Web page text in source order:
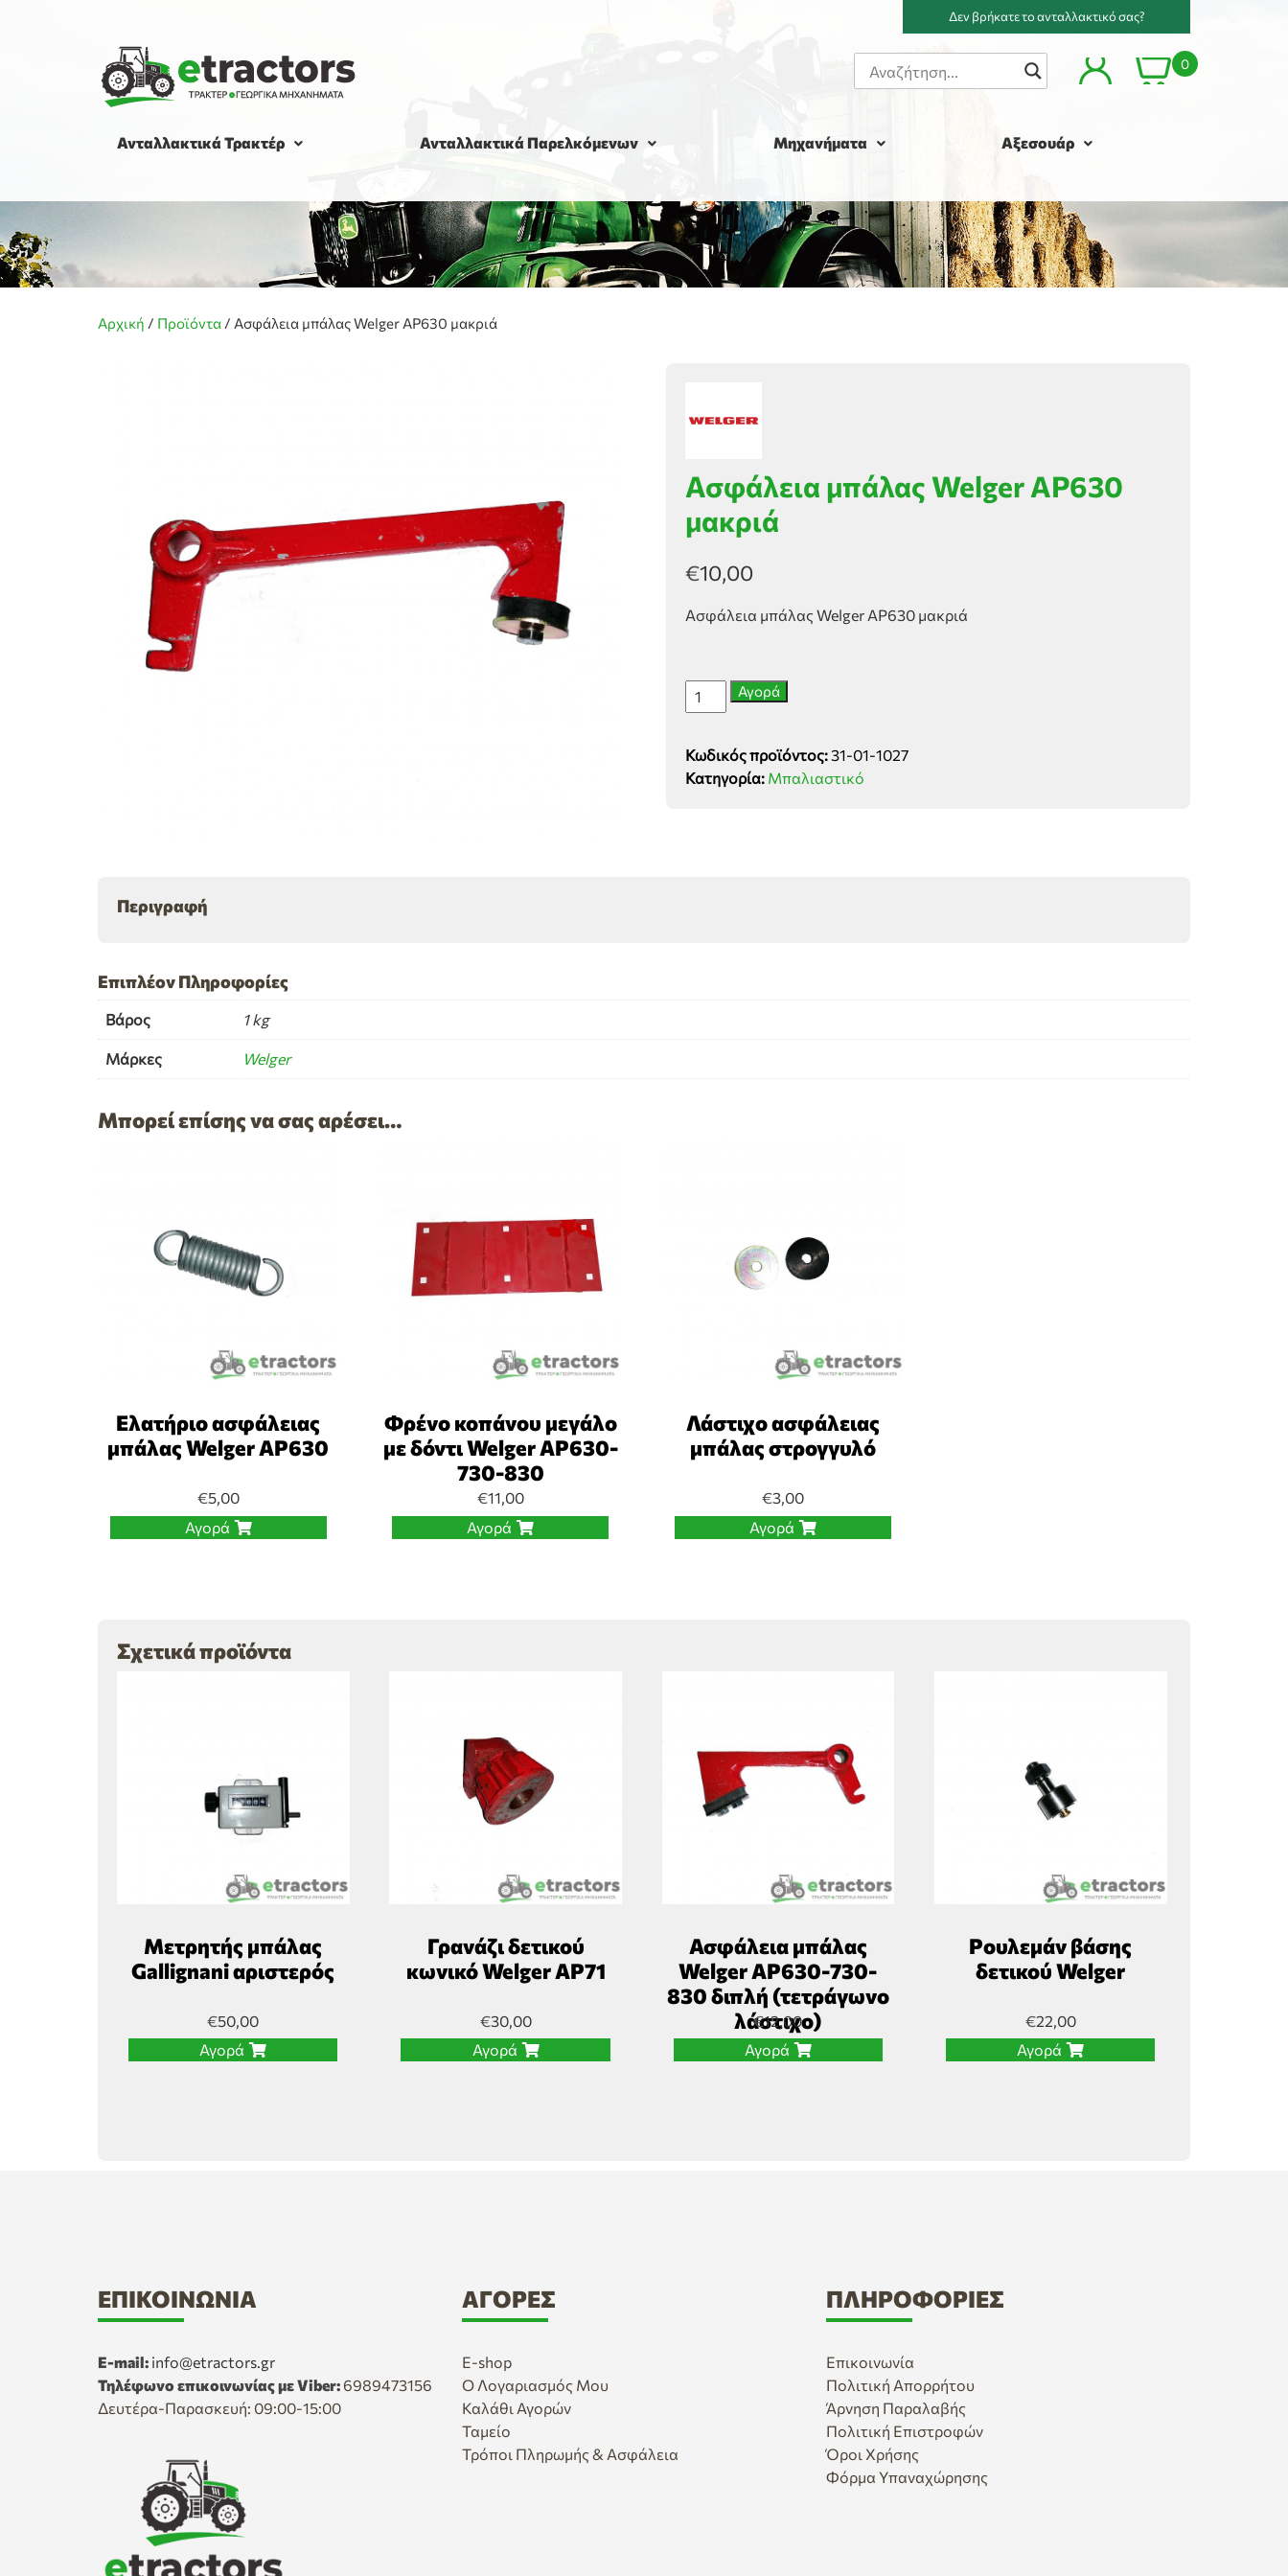
Δεν βρήκατε το ανταλλακτικό σας?
0
Ανταλλακτικά Τρακτέρ Ανταλλακτικά Παρελκόμενων Μηχανήματα Αξεσουάρ
Αρχική / Προϊόντα / Ασφάλεια μπάλας Welger AP630 μακριά
Ασφάλεια μπάλας Welger AP630
μακριά
€10,00
Ασφάλεια μπάλας Welger AP630 μακριά
Ασφάλεια
μπάλας
AP630
μακριά
Αγορά
Κωδικός προϊόντος: 31-01-1027
Κατηγορία: Μπαλιαστικό
Περιγραφή
Επιπλέον Πληροφορίες
Βάρος 1 kg
Μάρκες Welger
Μπορεί επίσης να σας αρέσει…
Ελατήριο ασφάλειας
μπάλας Welger AP630
€5,00
Αγορά
Φρένο κοπάνου μεγάλο
με δόντι Welger AP630-
730-830
€11,00
Αγορά
Λάστιχο ασφάλειας
μπάλας στρογγυλό
€3,00
Αγορά
Σχετικά προϊόντα
Μετρητής μπάλας
Gallignani αριστερός
€50,00
Αγορά
Γρανάζι δετικού
κωνικό Welger AP71
€30,00
Αγορά
Ασφάλεια μπάλας
Welger AP630-730-
830 διπλή (τετράγωνο
λάστιχο)
€12,00
Αγορά
Ρουλεμάν βάσης
δετικού Welger
€22,00
Αγορά
ΕΠΙΚΟΙΝΩΝΊΑ
E-mail: info@etractors.gr
Τηλέφωνο επικοινωνίας με Viber: 6989473156
Δευτέρα-Παρασκευή: 09:00-15:00
ΑΓΟΡΈΣ
E-shop
Ο Λογαριασμός Μου
Καλάθι Αγορών
Ταμείο
Τρόποι Πληρωμής & Ασφάλεια
ΠΛΗΡΟΦΟΡΊΕΣ
Επικοινωνία
Πολιτική Απορρήτου
Άρνηση Παραλαβής
Πολιτική Επιστροφών
Όροι Χρήσης
Φόρμα Υπαναχώρησης